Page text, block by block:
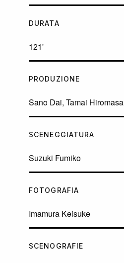
DURATA
121'
PRODUZIONE
Sano Dai, Tamai Hiromasa
SCENEGGIATURA
Suzuki Fumiko
FOTOGRAFIA
Imamura Keisuke
SCENOGRAFIE